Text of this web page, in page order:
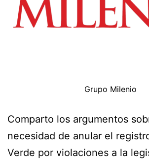
Grupo Milenio
Comparto los argumentos
necesidad de anular el
Verde por violaciones a la